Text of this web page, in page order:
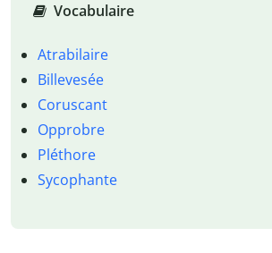
Vocabulaire
Atrabilaire
Billevesée
Coruscant
Opprobre
Pléthore
Sycophante